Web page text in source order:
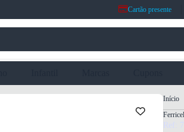
Cartão presente
Início
Ref: